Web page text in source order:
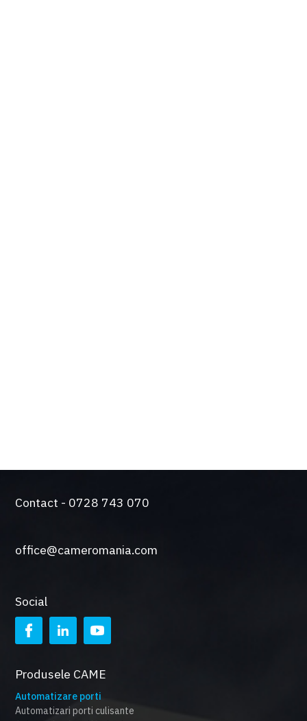
Contact - 0728 743 070
office@cameromania.com
Social
Produsele CAME
Automatizare porti
Automatizari porti culisante